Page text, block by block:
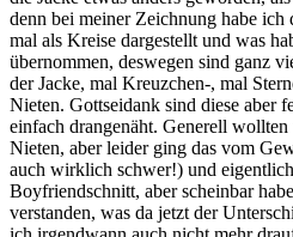
denn bei meiner Zeichnung habe
mal als Kreise dargestellt und was
übernommen, deswegen sind ganz
der Jacke, mal Kreuzchen-, mal
Nieten. Gottseidank sind diese aber
einfach drangenäht. Generell
Nieten, aber leider ging das vom
auch wirklich schwer!) und
Boyfriendschnitt, aber scheinbar
verstanden, was da jetzt der